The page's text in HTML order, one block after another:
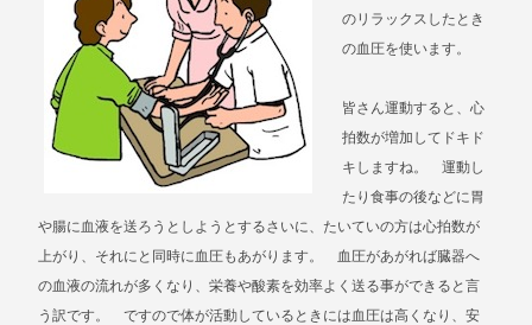
のリラックスしたとき
の血圧を使います。
皆さん運動すると、心
拍数が増加してドキド
キしますね。 運動し
たり食事の後などに胃
や腸に血液を送ろうとしようとするさいに、たいていの方は心拍数が
上がり、それにと同時に血圧もあがります。 血圧があがれば臓器へ
の血液の流れが多くなり、栄養や酸素を効率よく送る事ができると言
う訳です。 ですので体が活動しているときには血圧は高くなり、安